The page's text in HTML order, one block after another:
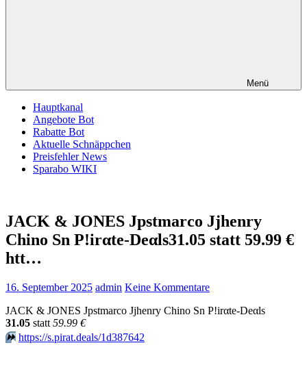
Menü
Hauptkanal
Angebote Bot
Rabatte Bot
Aktuelle Schnäppchen
Preisfehler News
Sparabo WIKI
JACK & JONES Jpstmarco Jjhenry
Chino Sn P!irαtе-Dеαls31.05 statt 59.99 €
htt…
16. September 2025 admin Keine Kommentare
JACK & JONES Jpstmarco Jjhenry Chino Sn P!irαtе-Dеαls
31.05 statt 59.99 €
⏩️ https://s.pirat.deals/1d387642